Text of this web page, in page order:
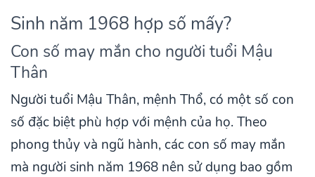
Sinh năm 1968 hợp số mấy?
Con số may mắn cho người tuổi Mậu
Thân
Người tuổi Mậu Thân, mệnh Thổ, có một số con
số đặc biệt phù hợp với mệnh của họ. Theo
phong thủy và ngũ hành, các con số may mắn
mà người sinh năm 1968 nên sử dụng bao gồm